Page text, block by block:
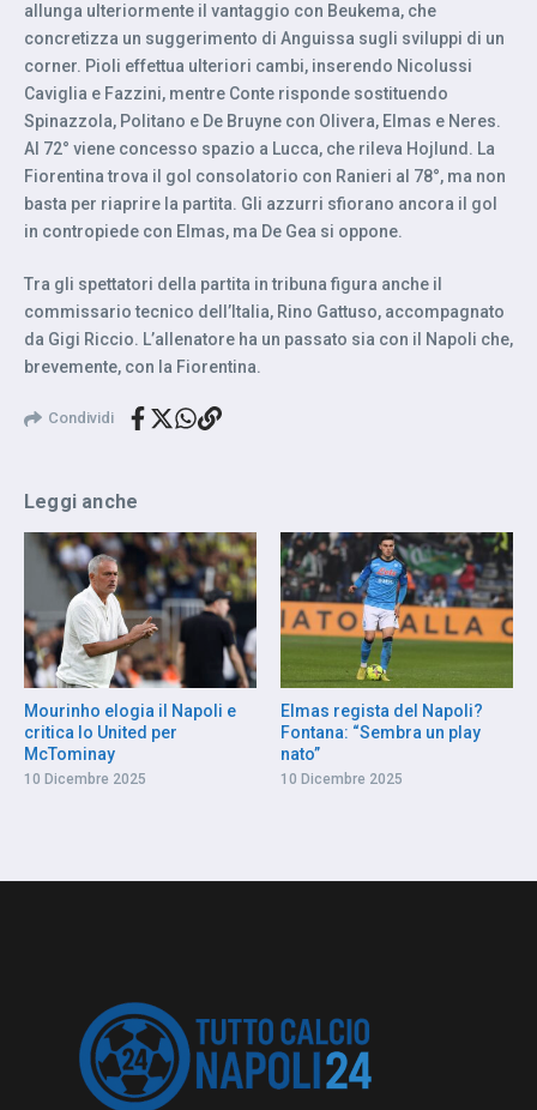
allunga ulteriormente il vantaggio con Beukema, che
concretizza un suggerimento di Anguissa sugli sviluppi di un
corner. Pioli effettua ulteriori cambi, inserendo Nicolussi
Caviglia e Fazzini, mentre Conte risponde sostituendo
Spinazzola, Politano e De Bruyne con Olivera, Elmas e Neres.
Al 72° viene concesso spazio a Lucca, che rileva Hojlund. La
Fiorentina trova il gol consolatorio con Ranieri al 78°, ma non
basta per riaprire la partita. Gli azzurri sfiorano ancora il gol
in contropiede con Elmas, ma De Gea si oppone.
Tra gli spettatori della partita in tribuna figura anche il
commissario tecnico dell’Italia, Rino Gattuso, accompagnato
da Gigi Riccio. L’allenatore ha un passato sia con il Napoli che,
brevemente, con la Fiorentina.
Condividi
Leggi anche
Mourinho elogia il Napoli e
critica lo United per
McTominay
10 Dicembre 2025
Elmas regista del Napoli?
Fontana: “Sembra un play
nato”
10 Dicembre 2025